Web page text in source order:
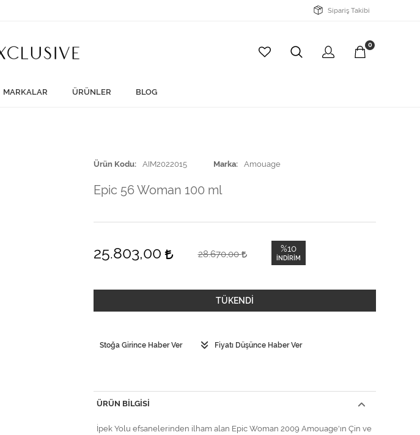
Sipariş Takibi
0
MARKALAR ÜRÜNLER BLOG
Ürün Kodu AIM2022015 Marka Amouage
Epic 56 Woman 100 ml
25.803,00 28.670,00 %10
İNDIRIM
TÜKENDİ
Stoğa Girince Haber Ver Fiyatı Düşünce Haber Ver
ÜRÜN BILGISI
İpek Yolu efsanelerinden ilham alan Epic Woman 2009 Amouage'ın Çin ve